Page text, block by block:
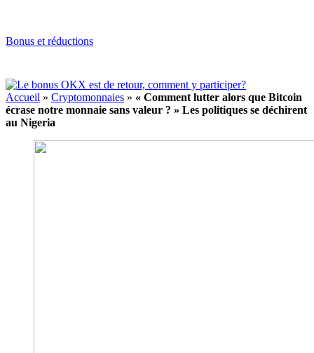
Bonus et réductions
Accueil » Cryptomonnaies » « Comment lutter alors que Bitcoin
écrase notre monnaie sans valeur ? » Les politiques se déchirent
au Nigeria